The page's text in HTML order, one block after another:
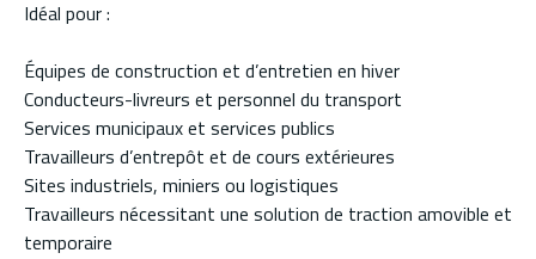
Idéal pour :
Équipes de construction et d’entretien en hiver
Conducteurs-livreurs et personnel du transport
Services municipaux et services publics
Travailleurs d’entrepôt et de cours extérieures
Sites industriels, miniers ou logistiques
Travailleurs nécessitant une solution de traction amovible et
temporaire